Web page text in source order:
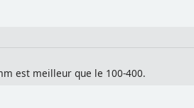
est meilleur que le 100-400.